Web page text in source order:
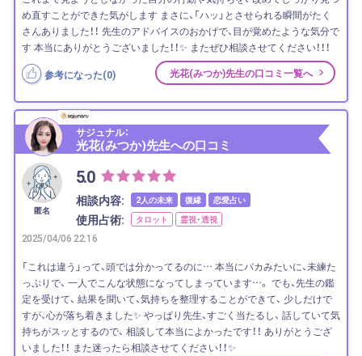
め直すことができた気がします まさに、「ハッ」とさせられる瞬間がたく
さんありました！！ 先生のアドバイスのおかげで、目が覚めたような気分で
す 本当にありがとうございました！！✨ またぜひ相談させてください！！！
参考になった(0) 光花(みつか)先生の口コミ一覧へ
サジュナル：
光花(みつか)先生への口コミ
匿名
5.0
相談内容: 2人の未来 復縁 恋愛占い
使用占術: タロット 霊視・透視
2025/04/06 22:16
「これは違う」って、頭では分かってるのに… 本当にバカみたいに、未練た
っぷりで、 一人でこんな状態になってしまっています…。 でも、先生の鑑
定を受けて、 結果を聞いて、気持ちを整理することができて、 少しだけで
すが、心が落ち着きました✨ やっぱり先生、すごく当たるし、 話していて気
持ちがスッとするので、 相談して本当によかったです！！ ありがとうござ
いました！！ また迷ったら相談させてください！！✨